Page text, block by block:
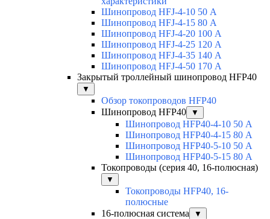
Шинопровод HFJ-4-10 50 А
Шинопровод HFJ-4-15 80 А
Шинопровод HFJ-4-20 100 А
Шинопровод HFJ-4-25 120 А
Шинопровод HFJ-4-35 140 А
Шинопровод HFJ-4-50 170 А
Закрытый троллейный шинопровод HFP40
▼
Обзор токопроводов HFP40
Шинопровод HFP40
▼
Шинопровод HFP40-4-10 50 А
Шинопровод HFP40-4-15 80 А
Шинопровод HFP40-5-10 50 А
Шинопровод HFP40-5-15 80 А
Токопроводы (серия 40, 16-полюсная)
▼
Токопроводы HFP40, 16-
полюсные
16-полюсная система
▼